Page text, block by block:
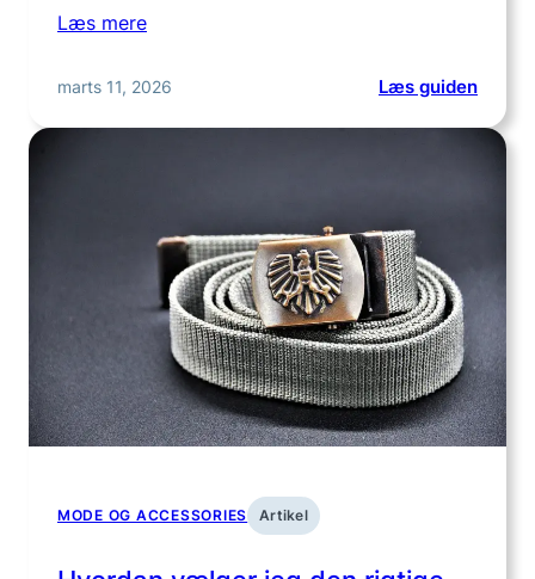
Læs mere
marts 11, 2026 Læs guiden:
Om
MODE OG ACCESSORIES Artikel